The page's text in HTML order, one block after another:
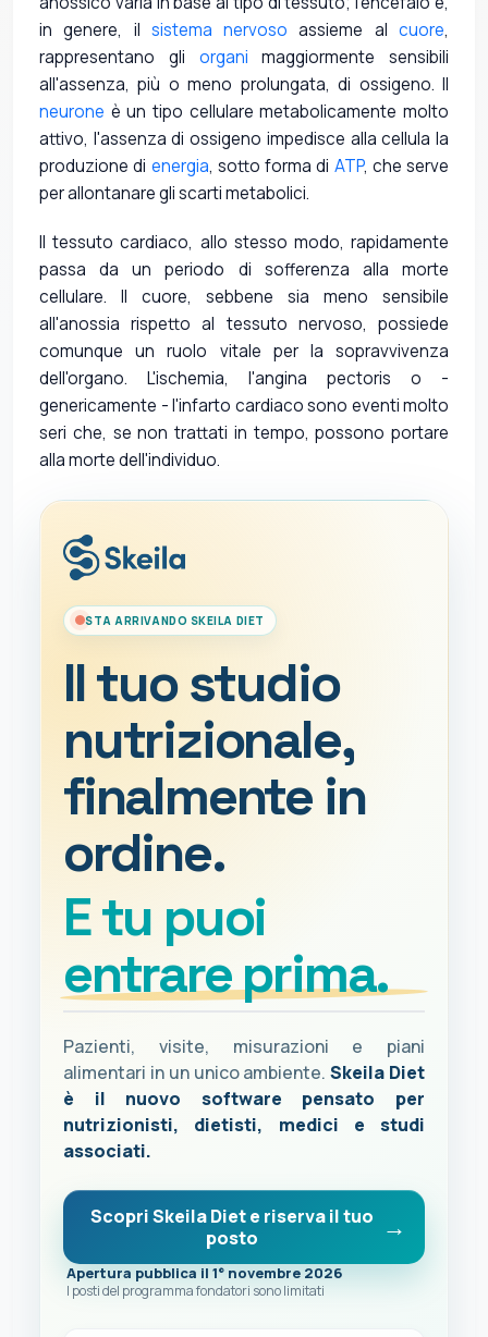
in genere, il sistema nervoso assieme alcuore,
rappresentano gli organi maggiormente sensibili
all'assenza, più o meno prolungata, di ossigeno. Il
neurone è un tipo cellulare metabolicamente molto
attivo, l'assenza di ossigeno impedisce alla cellula la
produzione di energia, sotto forma di ATP, che serve
per allontanare gli scarti metabolici.
Il tessuto cardiaco, allo stesso modo, rapidamente
passa da un periodo di sofferenza alla morte
cellulare. Il cuore, sebbene sia meno sensibile
all'anossia rispetto al tessuto nervoso, possiede
comunque un ruolo vitale per la sopravvivenza
dell'organo. L'ischemia, l'angina pectoris o -
genericamente - l'infarto cardiaco sono eventi molto
seri che, se non trattati in tempo, possono portare
alla morte dell'individuo.
STA ARRIVANDO SKEILA DIET
Il tuo studio
nutrizionale,
finalmente in
ordine.
E tu puoi
entrare prima.
Pazienti, visite, misurazioni e piani
alimentari in un unico ambiente.Skeila Diet
è il nuovo software pensato per
nutrizionisti, dietisti, medici e studi
associati.
Scopri Skeila Diet e riserva il tuo
posto
Apertura pubblica il 1° novembre 2026
I posti del programma fondatori sono limitati